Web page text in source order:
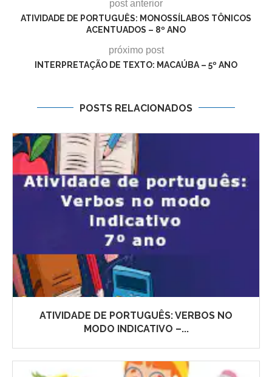
post anterior
ATIVIDADE DE PORTUGUÊS: MONOSSÍLABOS TÔNICOS
ACENTUADOS – 8º ANO
próximo post
INTERPRETAÇÃO DE TEXTO: MACAÚBA – 5º ANO
POSTS RELACIONADOS
ATIVIDADE DE PORTUGUÊS: VERBOS NO
MODO INDICATIVO –...